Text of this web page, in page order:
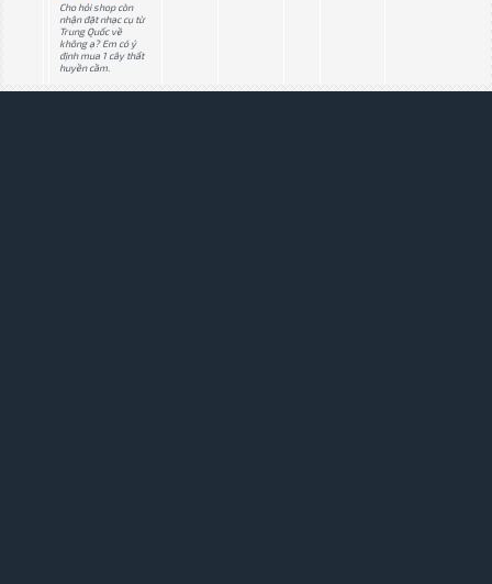
Cho hỏi shop còn
nhận đặt nhạc cụ từ
Trung Quốc về
không ạ? Em có ý
định mua 1 cây thất
huyền cầm.